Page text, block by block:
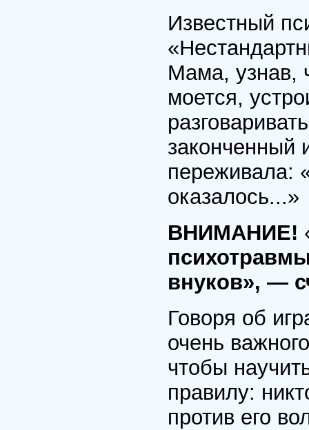
Известный
Мама, узнав,
моется,
законченный
переживала:
оказалось...»
ВНИМАНИЕ!
внуков», —
Говоря об
очень
чтобы
правилу:
против его